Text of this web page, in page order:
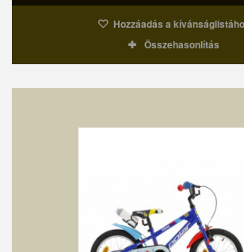
Hozzáadás a
Összehasonlítás